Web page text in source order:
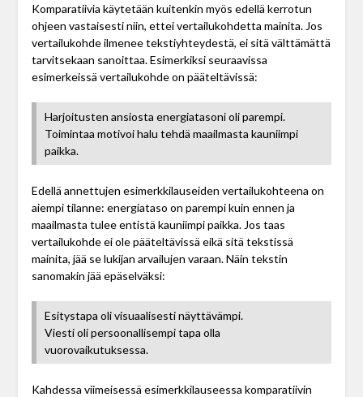
Komparatiivia käytetään kuitenkin myös edellä kerrotun
ohjeen vastaisesti niin, ettei vertailukohdetta mainita. Jos
vertailukohde ilmenee tekstiyhteydestä, ei sitä välttämättä
tarvitsekaan sanoittaa. Esimerkiksi seuraavissa
esimerkeissä vertailukohde on pääteltävissä:
Harjoitusten ansiosta energiatasoni oli parempi.
Toimintaa motivoi halu tehdä maailmasta kauniimpi
paikka.
Edellä annettujen esimerkkilauseiden vertailukohteena on
aiempi tilanne: energiataso on parempi kuin ennen ja
maailmasta tulee entistä kauniimpi paikka. Jos taas
vertailukohde ei ole pääteltävissä eikä sitä tekstissä
mainita, jää se lukijan arvailujen varaan. Näin tekstin
sanomakin jää epäselväksi:
Esitystapa oli visuaalisesti näyttävämpi.
Viesti oli persoonallisempi tapa olla
vuorovaikutuksessa.
Kahdessa viimeisessä esimerkkilauseessa komparatiivin